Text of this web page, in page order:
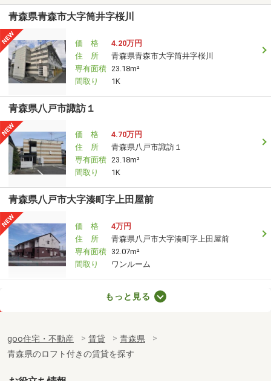
青森県青森市大字筒井字桜川
価 格
4.20万円
住 所
青森県青森市大字筒井字桜川
専有面積 23.18m²
間取り
1K
青森県八戸市諏訪１
価 格
4.70万円
住 所
青森県八戸市諏訪１
専有面積 23.18m²
間取り
1K
青森県八戸市大字湊町字上田屋前
価 格
4万円
住 所
青森県八戸市大字湊町字上田屋前
専有面積 32.07m²
間取り
ワンルーム
青森県八戸市長苗代１丁目
専有面積
51.8m²
間取り
1LDK
もっと見る
goo住宅・不動産 賃貸
青森県
青森県のロフト付きの賃貸を探す